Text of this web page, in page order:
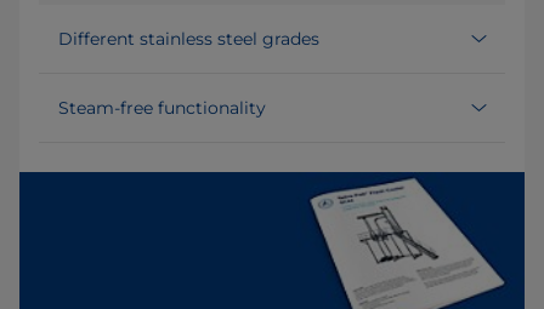
Different stainless steel grades
Steam-free functionality